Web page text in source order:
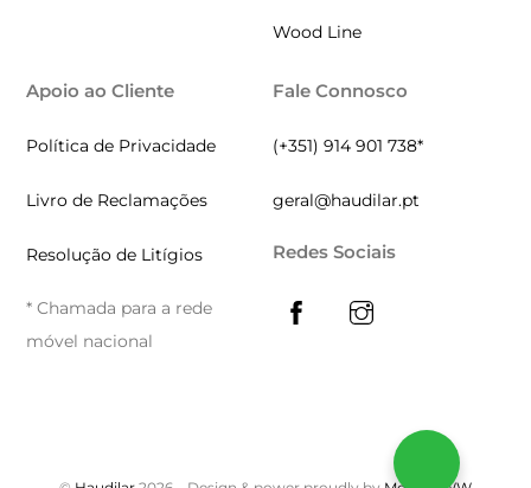
Wood Line
Apoio ao Cliente
Política de Privacidade
Livro de Reclamações
Resolução de Litígios
* Chamada para a rede
móvel nacional
Fale Connosco
(+351) 914 901 738*
geral@haudilar.pt
Redes Sociais